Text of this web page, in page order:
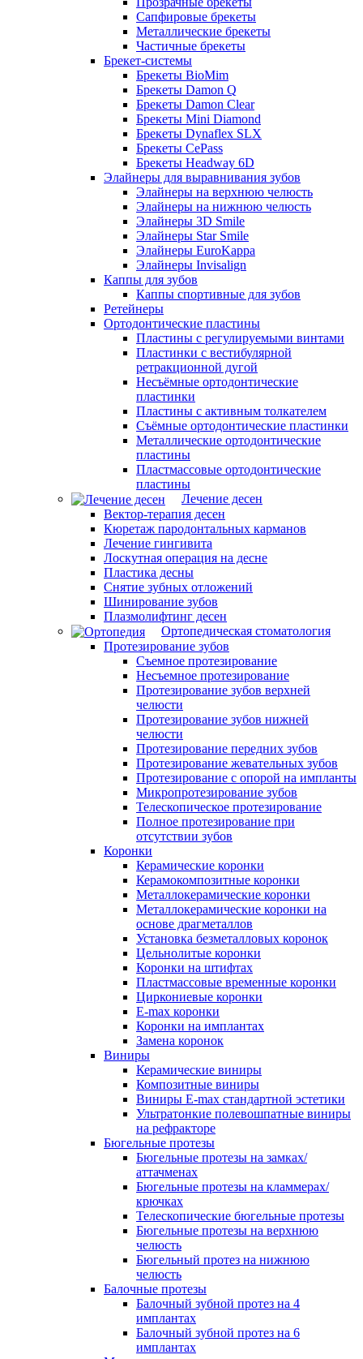
Сапфировые брекеты
Металлические брекеты
Частичные брекеты
Брекет-системы
Брекеты BioMim
Брекеты Damon Q
Брекеты Damon Clear
Брекеты Mini Diamond
Брекеты Dynaflex SLX
Брекеты CePass
Брекеты Headway 6D
Элайнеры для выравнивания зубов
Элайнеры на верхнюю челюсть
Элайнеры на нижнюю челюсть
Элайнеры 3D Smile
Элайнеры Star Smile
Элайнеры EuroKappa
Элайнеры Invisalign
Каппы для зубов
Каппы спортивные для зубов
Ретейнеры
Ортодонтические пластины
Пластины с регулируемыми винтами
Пластинки с вестибулярной
ретракционной дугой
Несъёмные ортодонтические
пластинки
Пластины с активным толкателем
Съёмные ортодонтические пластинки
Металлические ортодонтические
пластины
Пластмассовые ортодонтические
пластины
Лечение десен
Вектор-терапия десен
Кюретаж пародонтальных карманов
Лечение гингивита
Лоскутная операция на десне
Пластика десны
Снятие зубных отложений
Шинирование зубов
Плазмолифтинг десен
Ортопедическая стоматология
Протезирование зубов
Съемное протезирование
Несъемное протезирование
Протезирование зубов верхней
челюсти
Протезирование зубов нижней
челюсти
Протезирование передних зубов
Протезирование жевательных зубов
Протезирование с опорой на импланты
Микропротезирование зубов
Телескопическое протезирование
Полное протезирование при
отсутствии зубов
Коронки
Керамические коронки
Керамокомпозитные коронки
Металлокерамические коронки
Металлокерамические коронки на
основе драгметаллов
Установка безметалловых коронок
Цельнолитые коронки
Коронки на штифтах
Пластмассовые временные коронки
Циркониевые коронки
E-max коронки
Коронки на имплантах
Замена коронок
Виниры
Керамические виниры
Композитные виниры
Виниры E-max стандартной эстетики
Ультратонкие полевошпатные виниры
на рефракторе
Бюгельные протезы
Бюгельные протезы на замках/
аттачменах
Бюгельные протезы на кламмерах/
крючках
Телескопические бюгельные протезы
Бюгельные протезы на верхнюю
челюсть
Бюгельный протез на нижнюю
челюсть
Балочные протезы
Балочный зубной протез на 4
имплантах
Балочный зубной протез на 6
имплантах